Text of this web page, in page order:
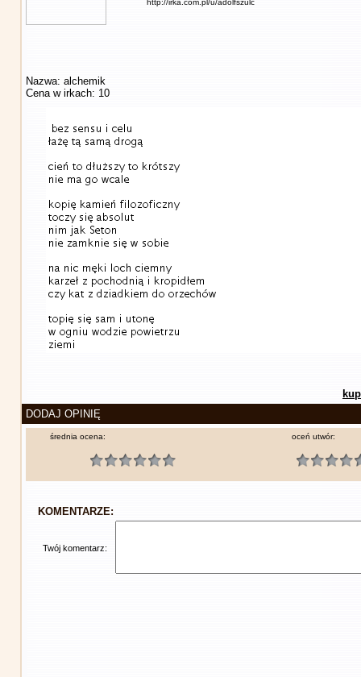
http://irka.com.pl/u/adolfszulc
Nazwa: alchemik
Cena w irkach: 10
DODAJ OPINIĘ
średnia ocena: oceń utwór:
KOMENTARZE:
Twój komentarz: